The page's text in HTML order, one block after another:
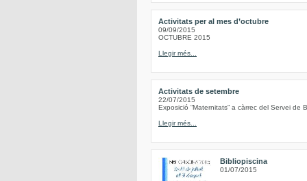
Activitats per al mes d’octubre
09/09/2015
OCTUBRE 2015
Llegir més...
Activitats de setembre
22/07/2015
Exposició “Maternitats” a càrrec del Servei de
Llegir més...
Bibliopiscina
01/07/2015